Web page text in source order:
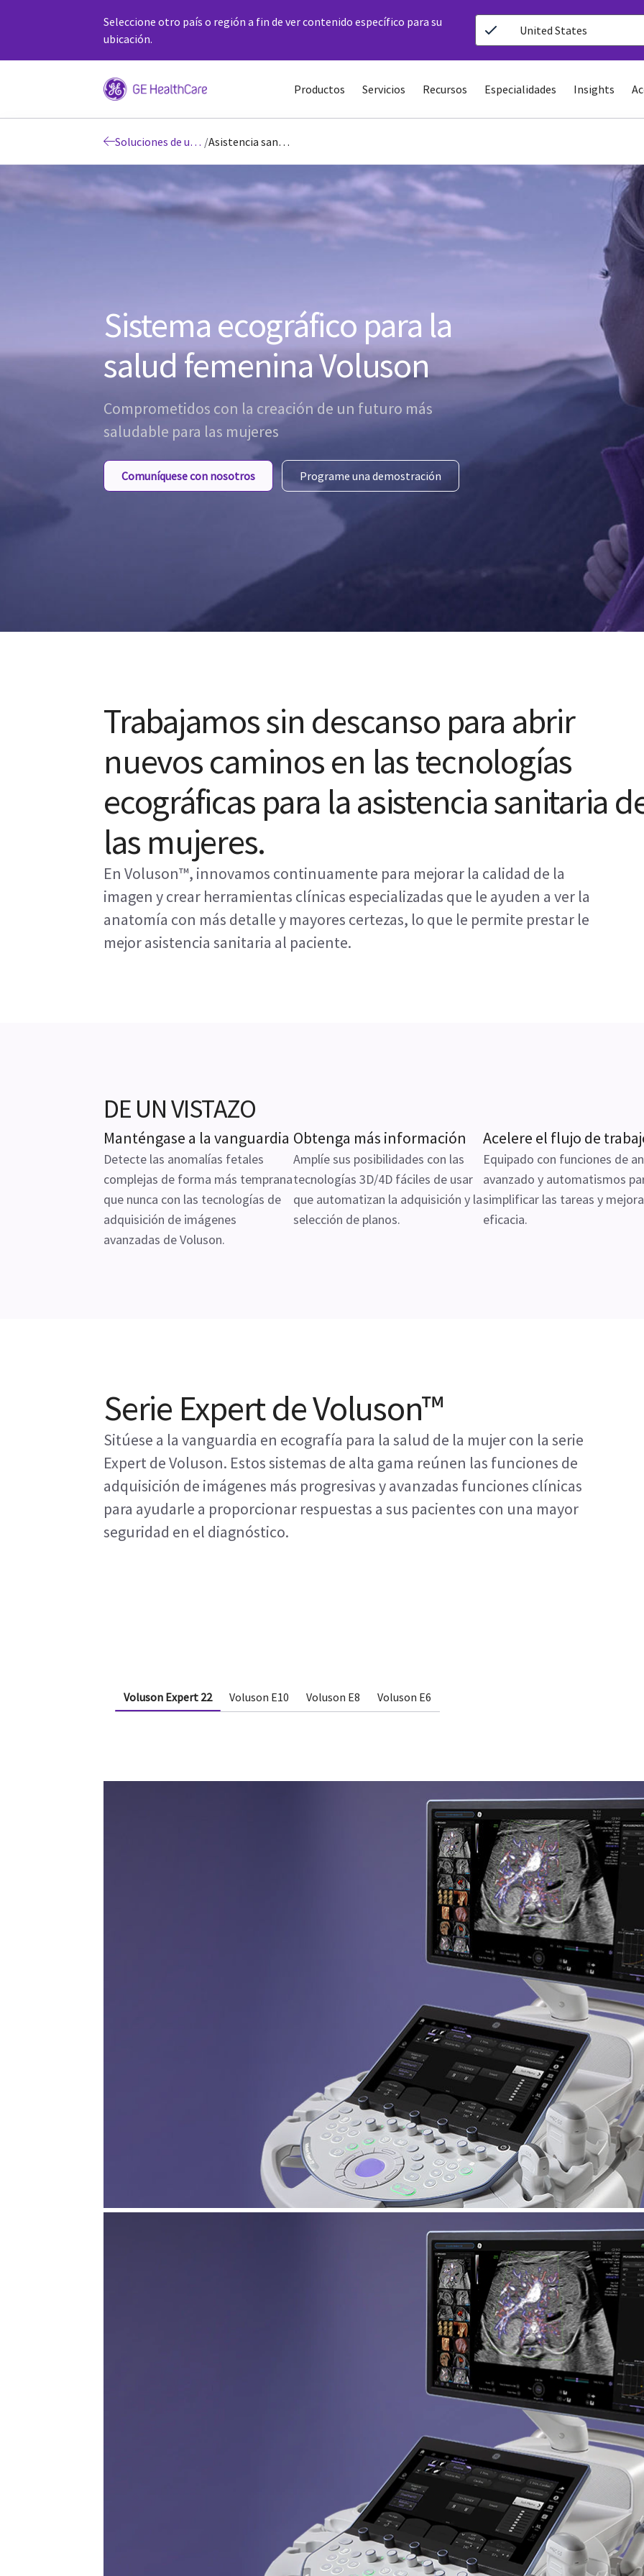
Seleccione otro país o región a fin de ver contenido específico para su
ubicación.
United States
Productos Servicios Recursos Especialidades Insights
Soluciones de ultrasonido / Asistencia sanitaria para mujeres Voluson
Sistema ecográfico para la
salud femenina Voluson
Comprometidos con la creación de un futuro más
saludable para las mujeres
Comuníquese con nosotros Programe una demostración
Trabajamos sin descanso para abrir
nuevos caminos en las tecnologías
ecográficas para la asistencia sanitaria
las mujeres.
En Voluson™, innovamos continuamente para mejorar la calidad de la
imagen y crear herramientas clínicas especializadas que le ayuden a ver la
anatomía con más detalle y mayores certezas, lo que le permite prestar le
mejor asistencia sanitaria al paciente.
DE UN VISTAZO
Manténgase a la vanguardia
Detecte las anomalías fetales
complejas de forma más temprana
que nunca con las tecnologías de
adquisición de imágenes
avanzadas de Voluson.
Obtenga más información
Amplíe sus posibilidades con las
tecnologías 3D/4D fáciles de usar
que automatizan la adquisición y la
selección de planos.
Acelere el flujo de
Equipado con funciones de
avanzado y automatismos
simplificar las tareas y
eficacia.
Serie Expert de Voluson™
Sitúese a la vanguardia en ecografía para la salud de la mujer con la serie
Expert de Voluson. Estos sistemas de alta gama reúnen las funciones de
adquisición de imágenes más progresivas y avanzadas funciones clínicas
para ayudarle a proporcionar respuestas a sus pacientes con una mayor
seguridad en el diagnóstico.
Voluson Expert 22 Voluson E10 Voluson E8 Voluson E6
Es más de lo que jamás creyó posible. Y en tus manos, hay un potencial sin fin.
diagnóstico con más rapidez.
Eficiencia del flujo de trabajo
Impulse la productividad
eliminando los obstáculos
ralentizan su trabajo.